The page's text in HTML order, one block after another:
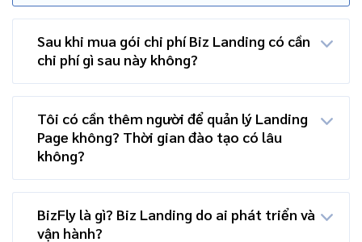
Sau khi mua gói chi phí Biz Landing có cần
chi phí gì sau này không?
Tôi có cần thêm người để quản lý Landing
Page không? Thời gian đào tạo có lâu
không?
BizFly là gì? Biz Landing do ai phát triển và
vận hành?